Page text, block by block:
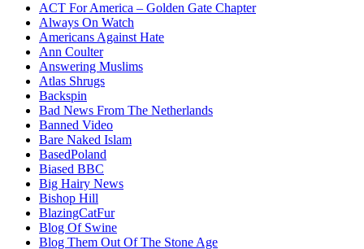
ACT For America – Golden Gate Chapter
Always On Watch
Americans Against Hate
Ann Coulter
Answering Muslims
Atlas Shrugs
Backspin
Bad News From The Netherlands
Banned Video
Bare Naked Islam
BasedPoland
Biased BBC
Big Hairy News
Bishop Hill
BlazingCatFur
Blog Of Swine
Blog Them Out Of The Stone Age